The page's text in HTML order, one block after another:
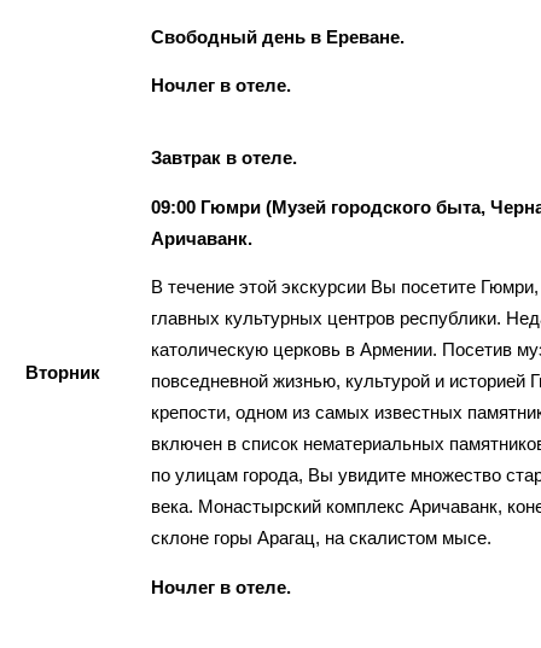
Свободный день в Ереване.
Ночлег в отеле.
Вторник
Завтрак в отеле.
09:00 Гюмри (Музей городского быта,
Аричаванк.
В течение этой экскурсии Вы посетите
главных культурных центров республики.
католическую церковь в Армении. Посетив
повседневной жизнью, культурой и
крепости, одном из самых известных
включен в список нематериальных
по улицам города, Вы увидите множество
века. Монастырский комплекс Аричаванк,
склоне горы Арагац, на скалистом мысе.
Ночлег в отеле.